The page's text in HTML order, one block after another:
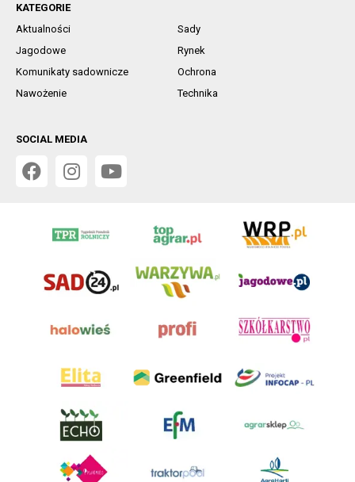
KATEGORIE
Aktualności
Sady
Jagodowe
Rynek
Komunikaty sadownicze
Ochrona
Nawożenie
Technika
SOCIAL MEDIA